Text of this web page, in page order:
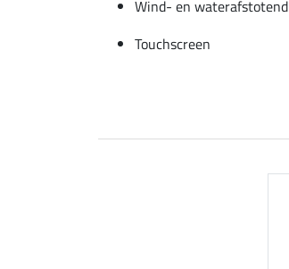
Wind- en waterafstotend
Touchscreen